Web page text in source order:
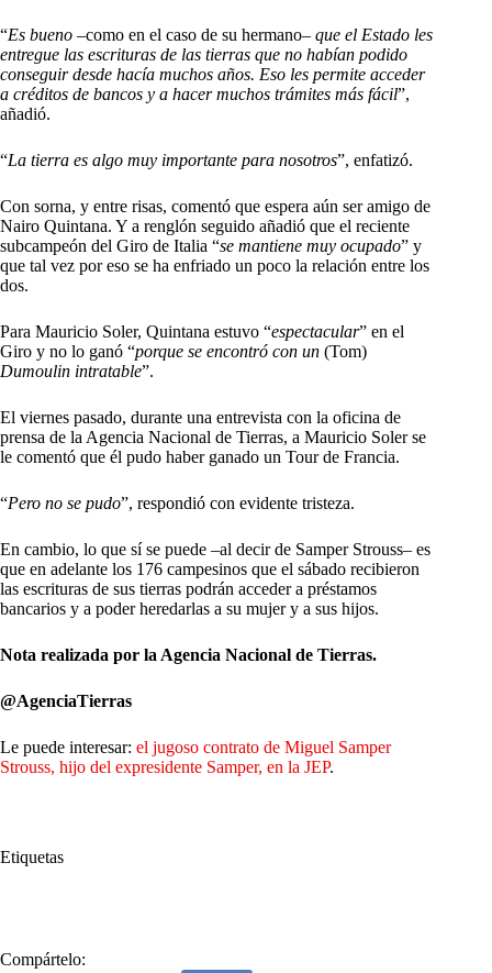
“Es bueno –como en el caso de su hermano– que el Estado les
entregue las escrituras de las tierras que no habían podido
conseguir desde hacía muchos años. Eso les permite acceder
a créditos de bancos y a hacer muchos trámites más fácil”,
añadió.
“La tierra es algo muy importante para nosotros”, enfatizó.
Con sorna, y entre risas, comentó que espera aún ser amigo de
Nairo Quintana. Y a renglón seguido añadió que el reciente
subcampeón del Giro de Italia “se mantiene muy ocupado” y
que tal vez por eso se ha enfriado un poco la relación entre los
dos.
Para Mauricio Soler, Quintana estuvo “espectacular” en el
Giro y no lo ganó “porque se encontró con un (Tom)
Dumoulin intratable”.
El viernes pasado, durante una entrevista con la oficina de
prensa de la Agencia Nacional de Tierras, a Mauricio Soler se
le comentó que él pudo haber ganado un Tour de Francia.
“Pero no se pudo”, respondió con evidente tristeza.
En cambio, lo que sí se puede –al decir de Samper Strouss– es
que en adelante los 176 campesinos que el sábado recibieron
las escrituras de sus tierras podrán acceder a préstamos
bancarios y a poder heredarlas a su mujer y a sus hijos.
Nota realizada por la Agencia Nacional de Tierras.
@AgenciaTierras
Le puede interesar: el jugoso contrato de Miguel Samper
Strouss, hijo del expresidente Samper, en la JEP.
Etiquetas
Compártelo: